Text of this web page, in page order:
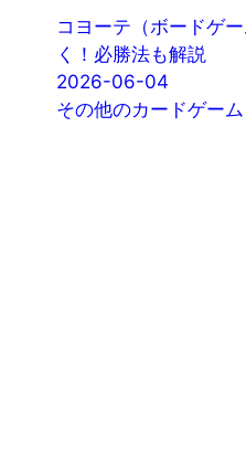
コヨーテ（ボードゲ
く！必勝法も解説
2026-06-04
その他のカードゲーム